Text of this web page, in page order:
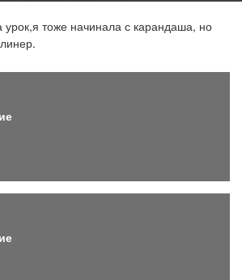
тоже начинала с карандаша, но